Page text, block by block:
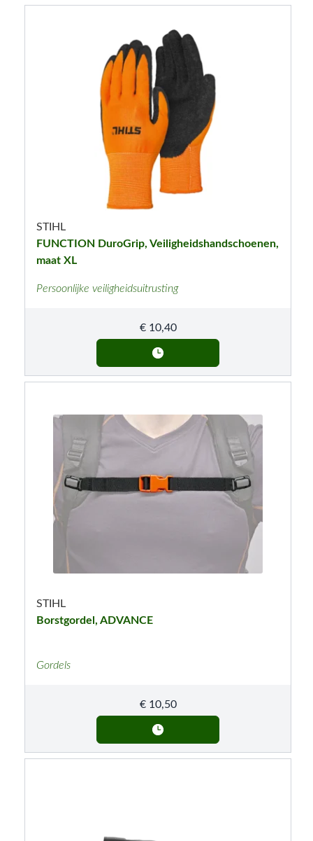
STIHL
FUNCTION DuroGrip, Veiligheidshandschoenen,
maat XL
Persoonlijke veiligheidsuitrusting
€10,40
STIHL
Borstgordel, ADVANCE
Gordels
€10,50